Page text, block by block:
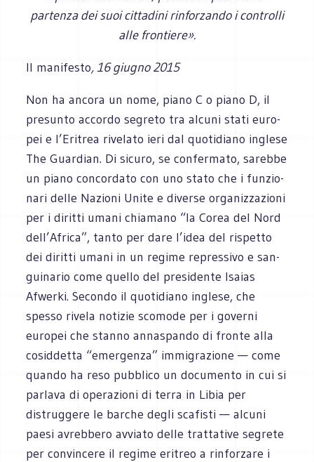
partenza dei suoi cittadini rinforzando i controlli
alle frontiere».
Il manifesto, 16 giugno 2015
Non ha ancora un nome, piano C o piano D, il
pre­sunto accordo segreto tra alcuni stati euro­
pei e l’Eritrea rive­lato ieri dal quo­ti­diano inglese
The Guar­dian. Di sicuro, se con­fer­mato, sarebbe
un piano con­cor­dato con uno stato che i fun­zio­
nari delle Nazioni Unite e diverse orga­niz­za­zioni
per i diritti umani chia­mano “la Corea del Nord
dell’Africa”, tanto per dare l’idea del rispetto
dei diritti umani in un regime repres­sivo e san­
gui­na­rio come quello del pre­si­dente Isa­ias
Afwerki. Secondo il quo­ti­diano inglese, che
spesso rivela noti­zie sco­mode per i governi
euro­pei che stanno anna­spando di fronte alla
cosid­detta “emer­genza” immi­gra­zione — come
quando ha reso pub­blico un docu­mento in cui si
par­lava di ope­ra­zioni di terra in Libia per
distrug­gere le bar­che degli sca­fi­sti — alcuni
paesi avreb­bero avviato delle trat­ta­tive segrete
per con­vin­cere il regime eri­treo a rin­for­zare i